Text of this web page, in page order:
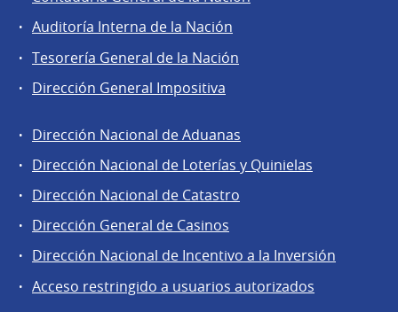
Auditoría Interna de la Nación
Tesorería General de la Nación
Dirección General Impositiva
Áreas
de
la
Dirección
General
de
Secretaría
Dirección Nacional de Aduanas
Dirección Nacional de Loterías y Quinielas
Dirección Nacional de Catastro
Dirección General de Casinos
Dirección Nacional de Incentivo a la Inversión
Acceso restringido a usuarios autorizados